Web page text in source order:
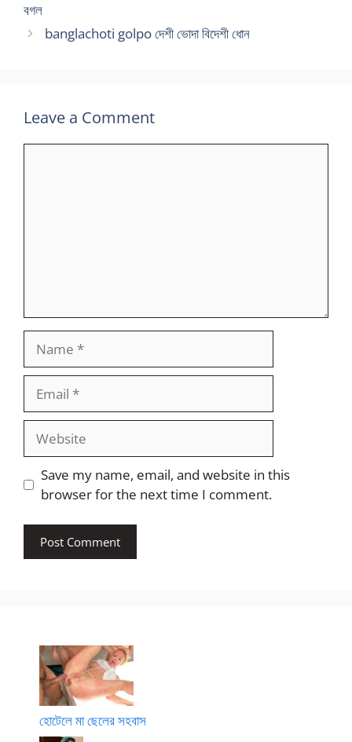
বগল
banglachoti golpo দেশী ভোদা বিদেশী ধোন
Leave a Comment
Website
Save my name, email, and website in this
browser for the next time I comment.
হোটেলে মা ছেলের সহবাস